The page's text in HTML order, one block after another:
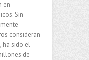
en
Sin
consideran
ha sido el
de